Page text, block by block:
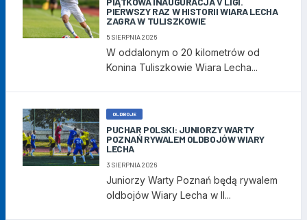
PIERWSZY RAZ W HISTORII WIARA LECHA
ZAGRA W TULISZKOWIE
5 SIERPNIA 2026
W oddalonym o 20 kilometrów od
Konina Tuliszkowie Wiara Lecha...
OLDBOJE
PUCHAR POLSKI: JUNIORZY WARTY
POZNAŃ RYWALEM OLDBOJÓW WIARY
LECHA
3 SIERPNIA 2026
Juniorzy Warty Poznań będą rywalem
oldbojów Wiary Lecha w II...